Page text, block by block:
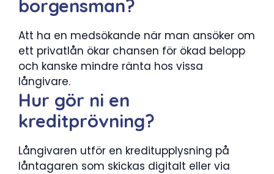
borgensman?
Att ha en medsökande när man ansöker om
ett privatlån ökar chansen för ökad belopp
och kanske mindre ränta hos vissa
långivare.
Hur gör ni en
kreditprövning?
Långivaren utför en kreditupplysning på
låntagaren som skickas digitalt eller via